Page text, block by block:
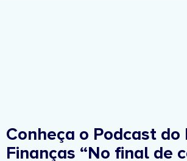
Conheça o Podcast do
Finanças “No final de